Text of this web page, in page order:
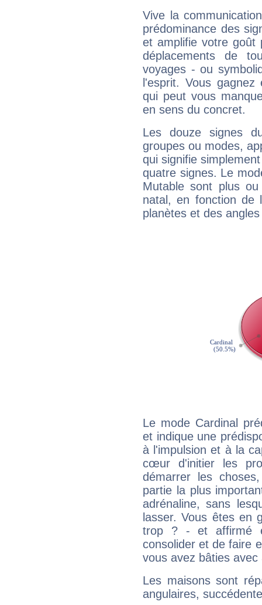
Vive la
prédominance des
et amplifie votre goût
déplacements de
voyages - ou
l'esprit. Vous
qui peut vous
en sens du concret.
Les douze signes
groupes ou modes,
qui signifie
quatre signes. Le
Mutable sont plus
natal, en fonction de
planètes et des
Le mode Cardinal
et indique une
à l'impulsion et à la
cœur d'initier les
démarrer les
partie la plus
adrénaline, sans
lasser. Vous êtes en
trop ? - et affirmé
consolider et de faire
vous avez bâties avec
Les maisons sont
angulaires,